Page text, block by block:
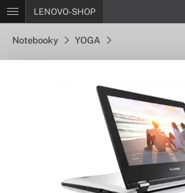
LENOVO-SHOP
Notebooky YOGA